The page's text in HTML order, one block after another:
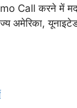
Call करने में
अमेरिका,